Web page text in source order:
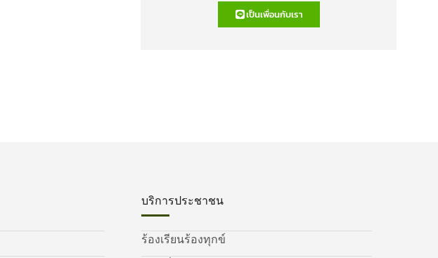
เป็นเพื่อนกับเรา
บริการประชาชน
ร้องเรียนร้องทุกข์